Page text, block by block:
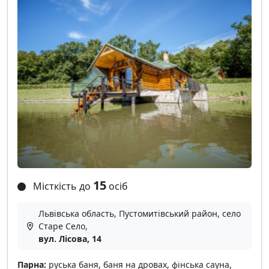
Місткість до 15 осіб
Львівська область, Пустомитівський район, село
Старе Село,
вул. Лісова, 14
Парна: руська баня, баня на дровах, фінська сауна,